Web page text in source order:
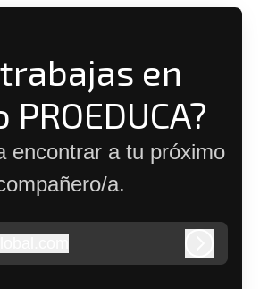
trabajas en
PROEDUCA?
encontrar a tu próximo
a.